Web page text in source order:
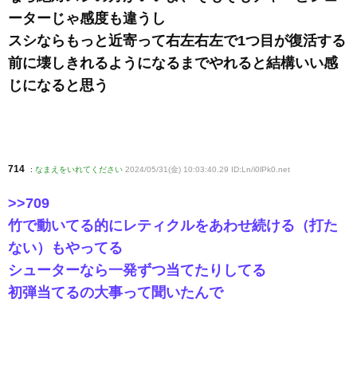
ーターじゃ感度も違うし
スシならもっと近寄って右左右左で1つ目が復活する
前に壊しきれるようになるまでやれると結構いい感
じになると思う
714 : なまえをいれてください 2024/05/31(金) 10:03:40.29 ID:Ln/i0lPk0 .net
>>709
竹で動いてる的にレティクルをあわせ続ける（打た
ない）もやってる
シューターなら一発ずつ当てたりしてる
初弾当てるの大事って聞いたんで